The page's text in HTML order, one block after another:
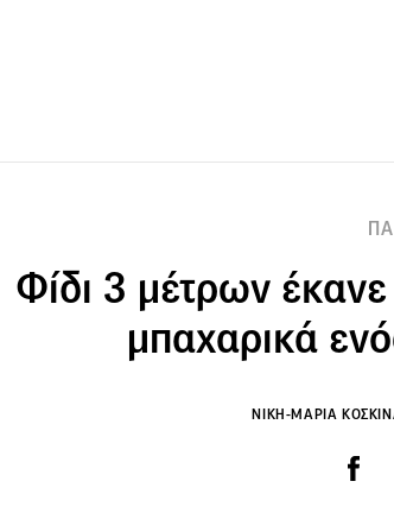
Φίδι 3 μέτρων
μπαχαρικά
ΝΙΚΗ-ΜΑΡΙΑ